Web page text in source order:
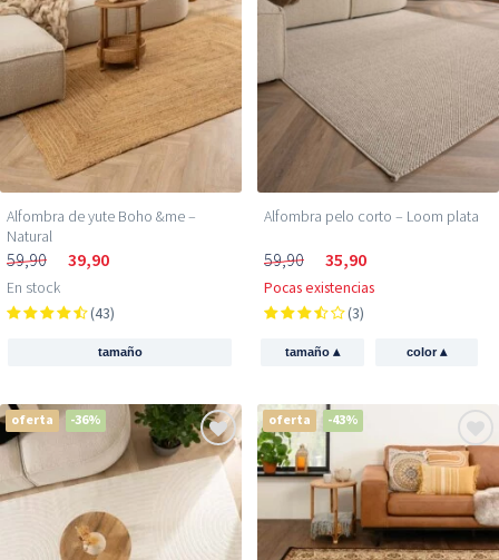
Alfombra de yute Boho &me –
Natural
59,90 39,90
En stock
(43)
tamaño
Alfombra pelo corto – Loom plata
59,90 35,90
Pocas existencias
(3)
tamaño ▴ color▴
oferta -36% oferta -43%